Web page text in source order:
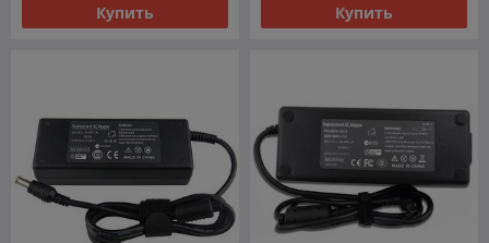
Купить Купить